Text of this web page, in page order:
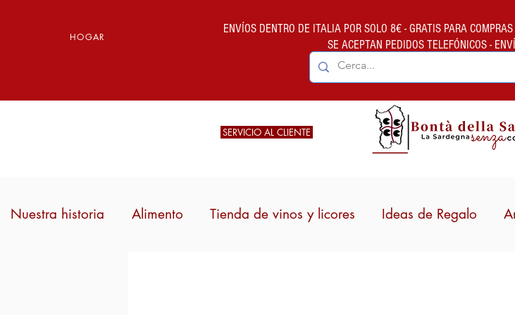
HOGAR
ENVÍOS DENTRO DE ITALIA POR SOLO 8€ - GRATIS PARA
SE ACEPTAN PEDIDOS TELEFÓNICOS -
SERVICIO AL CLIENTE
Nuestra historia Alimento Tienda de vinos y licores Ideas de Regalo